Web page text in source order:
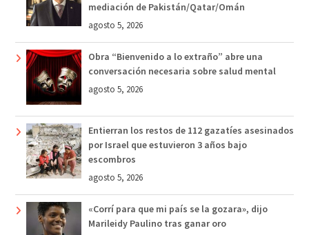
mediación de Pakistán/Qatar/Omán
agosto 5, 2026
Obra “Bienvenido a lo extraño” abre una
conversación necesaria sobre salud mental
agosto 5, 2026
Entierran los restos de 112 gazatíes asesinados
por Israel que estuvieron 3 años bajo
escombros
agosto 5, 2026
«Corrí para que mi país se la gozara», dijo
Marileidy Paulino tras ganar oro